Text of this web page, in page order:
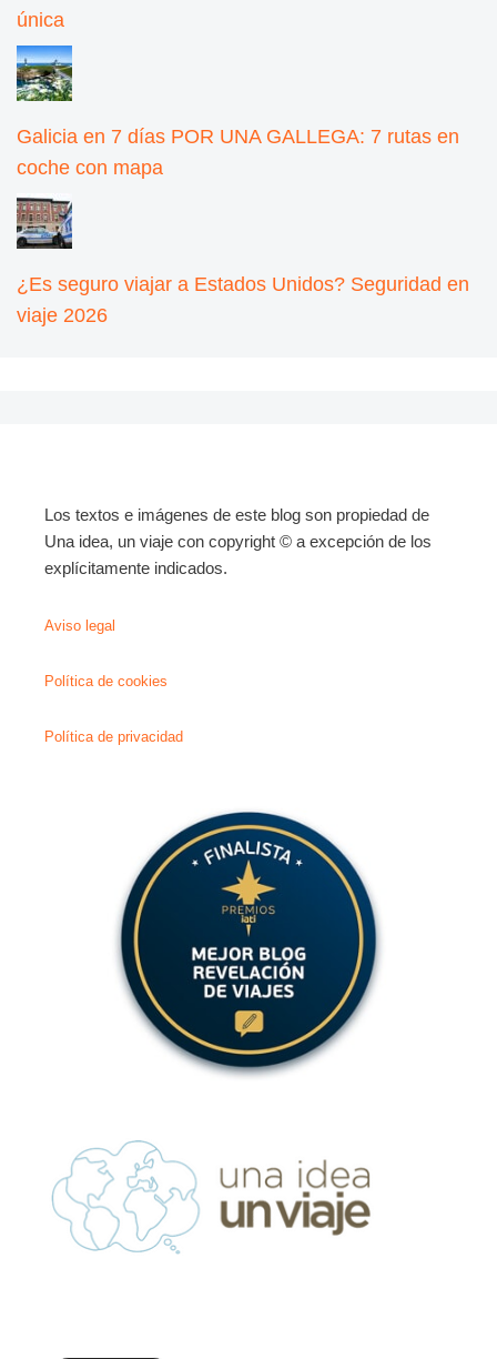
única
Galicia en 7 días POR UNA GALLEGA: 7 rutas en
coche con mapa
¿Es seguro viajar a Estados Unidos? Seguridad en
viaje 2026
Los textos e imágenes de este blog son propiedad de
Una idea, un viaje con copyright © a excepción de los
explícitamente indicados.
Aviso legal
Política de cookies
Política de privacidad